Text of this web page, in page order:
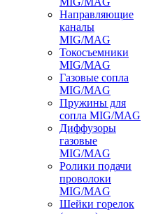
Направляющие
каналы
MIG/MAG
Токосъемники
MIG/MAG
Газовые сопла
MIG/MAG
Пружины для
сопла MIG/MAG
Диффузоры
газовые
MIG/MAG
Ролики подачи
проволоки
MIG/MAG
Шейки горелок